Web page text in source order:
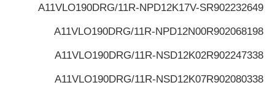
R902232649
A11VLO190DRG/11R-NPD12K17V-S
R902068198
A11VLO190DRG/11R-NPD12N00
R902247338
A11VLO190DRG/11R-NSD12K02
R902080338
A11VLO190DRG/11R-NSD12K07